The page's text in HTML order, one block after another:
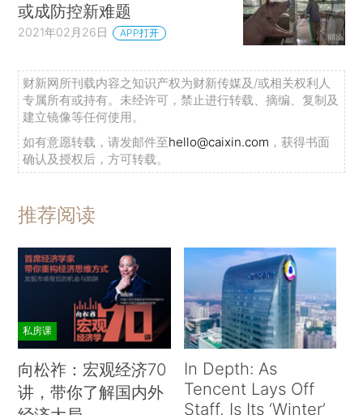
或成防控新难题
2021年02月26日 APP打开
财新网所刊载内容之知识产权为财新传媒及/或相关权利人
专属所有或持有。未经许可，禁止进行转载、摘编、复制及
建立镜像等任何使用。
如有意愿转载，请发邮件至hello@caixin.com ，获得书面
确认及授权后，方可转载。
推荐阅读
私房课
向松祚：宏观经济70
讲，带你了解国内外
In Depth: As
Tencent Lays Off
Staff, Is Its ‘Winter’